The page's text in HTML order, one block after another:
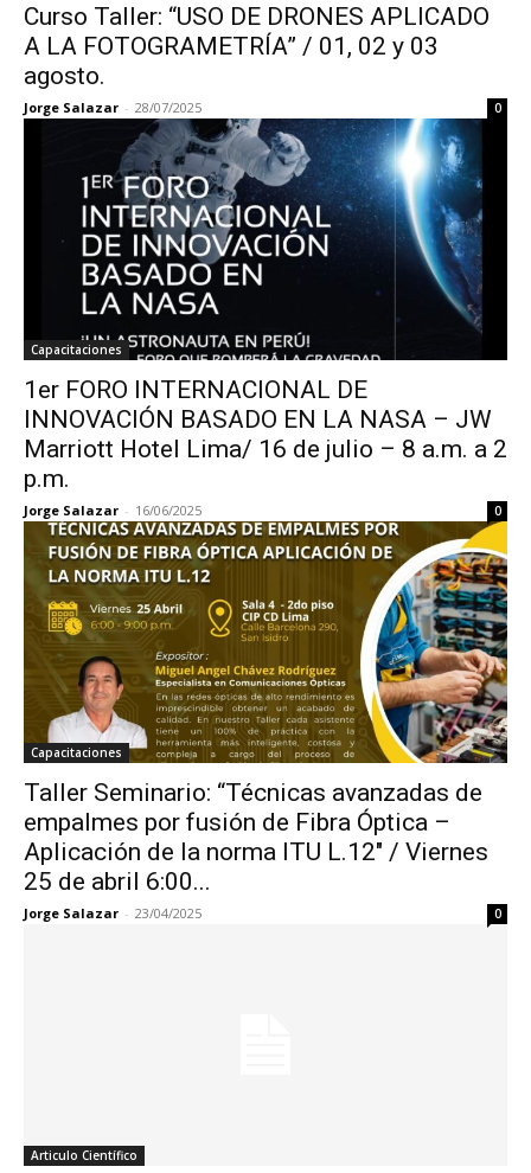
Curso Taller: “USO DE DRONES APLICADO
A LA FOTOGRAMETRÍA” / 01, 02 y 03
agosto.
Jorge Salazar - 28/07/2025 0
Capacitaciones
1er FORO INTERNACIONAL DE
INNOVACIÓN BASADO EN LA NASA – JW
Marriott Hotel Lima/ 16 de julio – 8 a.m. a 2
p.m.
Jorge Salazar - 16/06/2025 0
Capacitaciones
Taller Seminario: “Técnicas avanzadas de
empalmes por fusión de Fibra Óptica –
Aplicación de la norma ITU L.12″ / Viernes
25 de abril 6:00...
Jorge Salazar - 23/04/2025 0
Articulo Científico